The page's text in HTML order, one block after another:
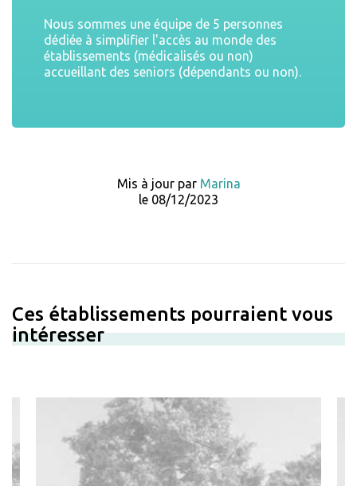
Nous sommes une équipe de 5 personnes
dédiée à simplifier l'accès au monde des
établissements (médicalisés ou non)
accueillant des seniors (dépendants ou non).
Mis à jour par Marina
le 08/12/2023
Ces établissements pourraient vous
intéresser